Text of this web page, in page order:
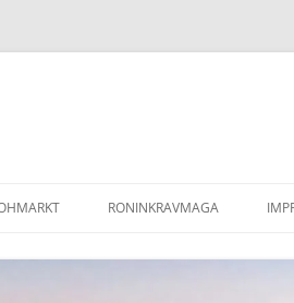
RONINKRAVMAGA